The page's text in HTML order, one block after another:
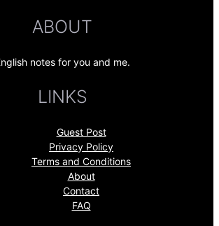
ABOUT
notes for you and me.
LINKS
Guest Post
Privacy Policy
Terms and Conditions
About
Contact
FAQ